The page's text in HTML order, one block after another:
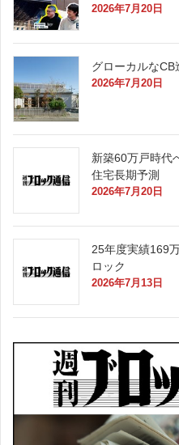
2026年7月20日
グローカルなCB
2026年7月20日
新築60万戸時
住宅長期予測
2026年7月20日
25年度実績169
ロック
2026年7月13日